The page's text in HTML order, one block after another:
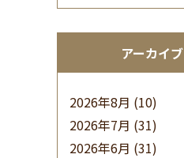
アーカイブ
2026年8月 (10)
2026年7月 (31)
2026年6月 (31)